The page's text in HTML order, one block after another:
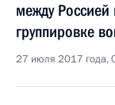
между
группировке
27 июля 2017 года,